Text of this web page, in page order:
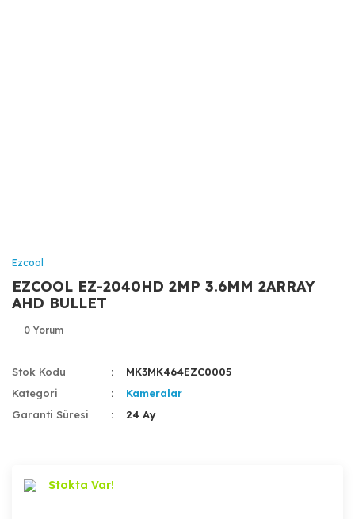
Ezcool
EZCOOL EZ-2040HD 2MP 3.6MM 2ARRAY
AHD BULLET
0 Yorum
Stok Kodu
MK3MK464EZC0005
Kategori
Kameralar
Garanti Süresi
24 Ay
Stokta Var!